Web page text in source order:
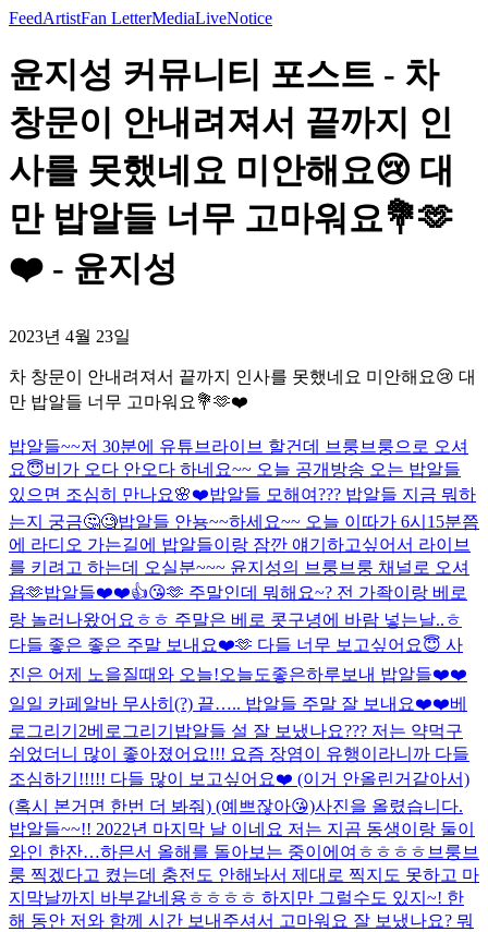
FeedArtistFan LetterMediaLiveNotice
윤지성 커뮤니티 포스트 - 차
창문이 안내려져서 끝까지 인
사를 못했네요 미안해요😢 대
만 밥알들 너무 고마워요💐🫶
❤️ - 윤지성
2023년 4월 23일
차 창문이 안내려져서 끝까지 인사를 못했네요 미안해요😢 대
만 밥알들 너무 고마워요💐🫶❤️
밥알들~~저 30분에 유튜브라이브 할건데 브룽브룽으로 오셔
요😇비가 오다 안오다 하네요~~ 오늘 공개방송 오는 밥알들
있으면 조심히 만나요🌸❤️밥알들 모해여??? 밥알들 지금 뭐하
는지 궁금🤔🧐밥알들 안뇽~~하세요~~ 오늘 이따가 6시15분쯤
에 라디오 가는길에 밥알들이랑 잠깐 얘기하고싶어서 라이브
를 키려고 하는데 오실분~~~ 윤지성의 브룽브룽 채널로 오셔
욥🫶밥알들❤️❤️👍😘🫶 주말인데 뭐해요~? 전 가좍이랑 베로
랑 놀러나왔어요ㅎㅎ 주말은 베로 콧구녕에 바람 넣는날..ㅎ
다들 좋은 좋은 주말 보내요❤️🫶 다들 너무 보고싶어요😇 사
진은 어제 노을질때와 오늘!오늘도좋은하루보내 밥알들❤️❤️
일일 카페알바 무사히(?) 끝….. 밥알들 주말 잘 보내요❤️❤️베
로그리기2베로그리기 밥알들 설 잘 보냈나요??? 저는 약먹구
쉬었더니 많이 좋아졌어요!!! 요즘 장염이 유행이라니까 다들
조심하기!!!!! 다들 많이 보고싶어요❤️ (이거 안올린거같아서)
(혹시 본거면 한번 더 봐줘) (예쁘잖아😘)사진을 올렸습니다.
밥알들~~!! 2022년 마지막 날 이네요 저는 지곰 동생이랑 둘이
와인 한잔…하믄서 올해를 돌아보는 중이에여ㅎㅎㅎㅎ브룽브
룽 찍겠다고 켰는데 충전도 안해놔서 제대로 찍지도 못하고 마
지막날까지 바부같네용ㅎㅎㅎㅎ 하지만 그럴수도 있지~! 한
해 동안 저와 함께 시간 보내주셔서 고마워요 잘 보냈나요? 뭐